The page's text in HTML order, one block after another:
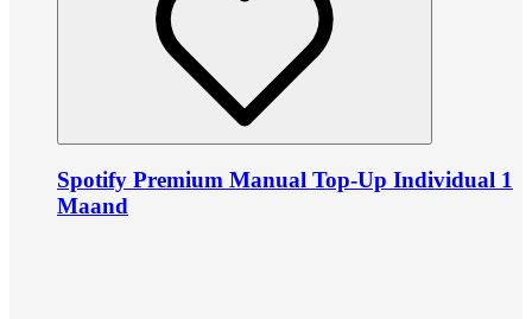
Spotify Premium Manual Top-Up Individual 1
Maand